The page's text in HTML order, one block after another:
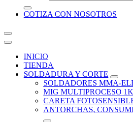
COTIZA CON NOSOTROS
INICIO
TIENDA
SOLDADURA Y CORTE
SOLDADORES MMA-
MIG MULTIPROCESO
CARETA
ANTORCHAS,